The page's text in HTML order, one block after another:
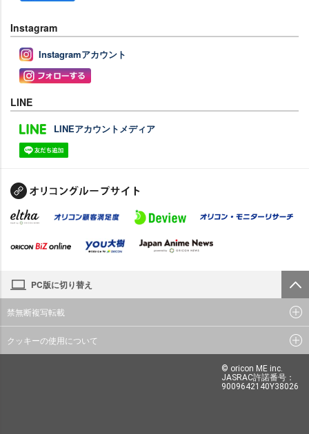
Instagram
Instagramアカウント
LINE
LINEアカウントメディア
PC版に切り替え
禁無断複写転載
クッキーの使用について
© oricon ME inc.
JASRAC許諾番号：
9009642140Y38026